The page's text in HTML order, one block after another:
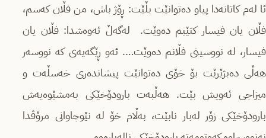
ئا له‌م كاتانه‌دا پیاو ده‌توانێت بڵێت: ڕۆژ باش، من فڵان كه‌سم،
فڵان یان فیسار كتێبم ده‌وێت. له‌گه‌ڵ ئه‌وه‌شدا: فڵان یان
فیسار، له‌ نووسینی فڵانم ده‌وێت…. ئه‌و ڕێگه‌یه‌ی كه‌ نووسه‌ر
هه‌ڵی ده‌بژێرێت بۆ خۆی ده‌توانێت پیشانده‌ری خه‌سڵه‌ت و
میزاجی ئه‌ویش بێت. هه‌ڵبه‌ت بارودۆخێكی به‌مشێوه‌یه‌ش
بارودۆخێكی زۆر له‌بار نابێت، به‌ڵام خۆ له‌ نێوچاوانی مرۆڤدا